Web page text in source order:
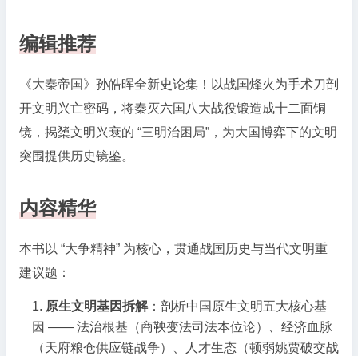
编辑推荐
《大秦帝国》孙皓晖全新史论集！以战国烽火为手术刀剖
开文明兴亡密码，将秦灭六国八大战役锻造成十二面铜
镜，揭橥文明兴衰的 “三明治困局”，为大国博弈下的文明
突围提供历史镜鉴。
内容精华
本书以 “大争精神” 为核心，贯通战国历史与当代文明重
建议题：
原生文明基因拆解：剖析中国原生文明五大核心基
因 —— 法治根基（商鞅变法司法本位论）、经济血脉
（天府粮仓供应链战争）、人才生态（顿弱姚贾破交战